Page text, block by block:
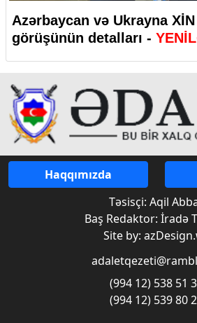
Azərbaycan və Ukrayna XİN
görüşünün detalları -
Haqqımızda
Təsisçi: Aqil
Baş Redaktor: İradə
Site by:
(994 12) 538 51
(994 12) 539 80